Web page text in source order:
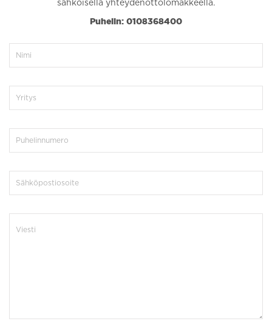
sähköisellä yhteydenottolomakkeella.
Puhelin: 0108368400